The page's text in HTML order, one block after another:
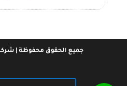
جميع الحقوق محفوظة |